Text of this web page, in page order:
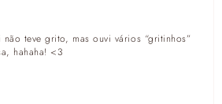
não teve grito, mas ouvi vários “gritinhos”
hahaha! <3